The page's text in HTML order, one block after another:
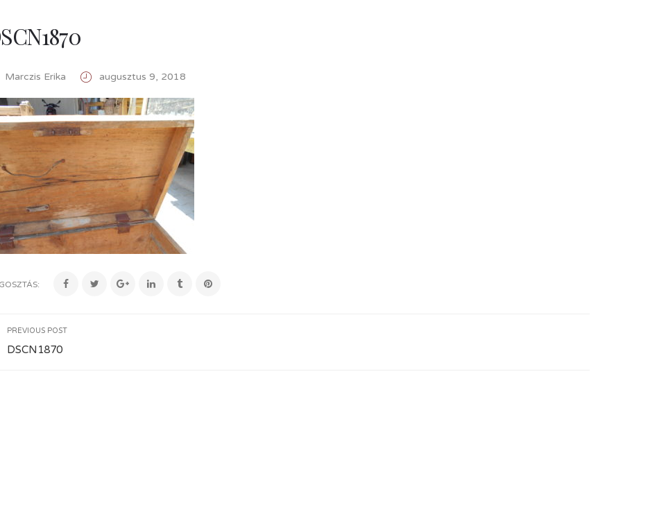
Marczis Erika augusztus 9, 2018
PREVIOUS POST
DSCN1870